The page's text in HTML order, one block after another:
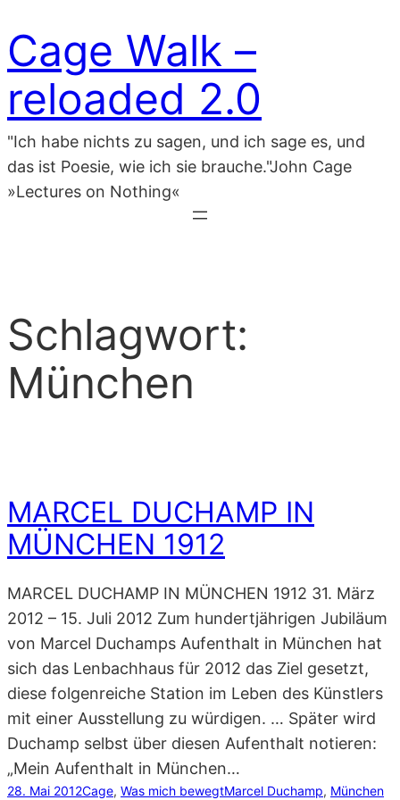
Inhalt
springen
Cage Walk –
reloaded 2.0
"Ich habe nichts zu sagen, und ich sage es, und
das ist Poesie, wie ich sie brauche."John Cage
»Lectures on Nothing«
Schlagwort:
München
MARCEL DUCHAMP IN
MÜNCHEN 1912
MARCEL DUCHAMP IN MÜNCHEN 1912 31. März
2012 – 15. Juli 2012 Zum hundertjährigen Jubiläum
von Marcel Duchamps Aufenthalt in München hat
sich das Lenbachhaus für 2012 das Ziel gesetzt,
diese folgenreiche Station im Leben des Künstlers
mit einer Ausstellung zu würdigen. … Später wird
Duchamp selbst über diesen Aufenthalt notieren:
„Mein Aufenthalt in München…
28. Mai 2012Cage, Was mich bewegtMarcel Duchamp, München